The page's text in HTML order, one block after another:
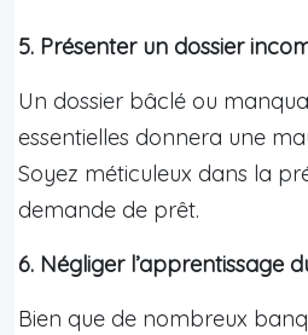
5. Présenter un dossier
Un dossier bâclé ou
essentielles donnera une
Soyez méticuleux dans la
demande de prêt.
6. Négliger l’apprentissage
Bien que de nombreux